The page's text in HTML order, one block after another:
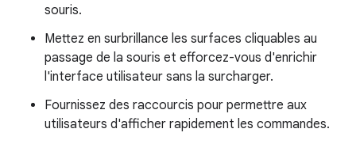
souris.
Mettez en surbrillance les surfaces cliquables au
passage de la souris et efforcez-vous d'enrichir
l'interface utilisateur sans la surcharger.
Fournissez des raccourcis pour permettre aux
utilisateurs d'afficher rapidement les commandes.